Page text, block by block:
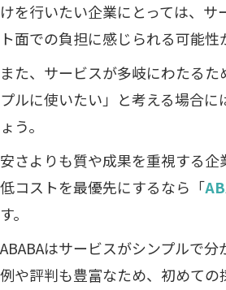
けを行いたい企業にとっては、サ
ト面での負担に感じられる可能性
また、サービスが多岐にわたる
プルに使いたい」と考える場合に
ょう。
安さよりも質や成果を重視する企
低コストを最優先にするなら「
す。
ABABAはサービスがシンプルで
例や評判も豊富なため、初めての